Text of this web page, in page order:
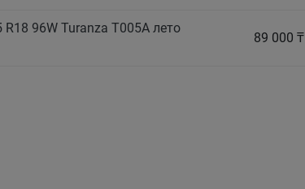
96W Turanza T005А лето
89 000 ₸